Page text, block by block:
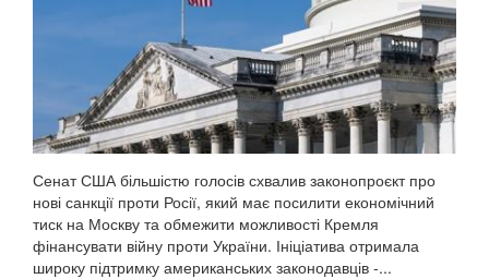
Сенат США більшістю голосів схвалив законопроєкт про
нові санкції проти Росії, який має посилити економічний
тиск на Москву та обмежити можливості Кремля
фінансувати війну проти України. Ініціатива отримала
широку підтримку американських законодавців -...